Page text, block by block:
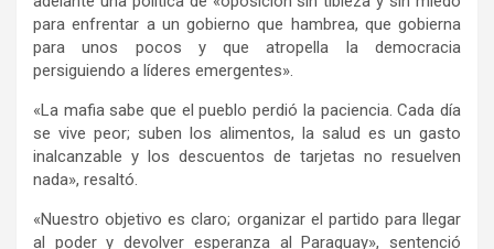
para enfrentar a un gobierno que hambrea, que gobierna
para unos pocos y que atropella la democracia
persiguiendo a líderes emergentes».
«La mafia sabe que el pueblo perdió la paciencia. Cada día
se vive peor; suben los alimentos, la salud es un gasto
inalcanzable y los descuentos de tarjetas no resuelven
nada», resaltó.
«Nuestro objetivo es claro; organizar el partido para llegar
al poder y devolver esperanza al Paraguay», sentenció